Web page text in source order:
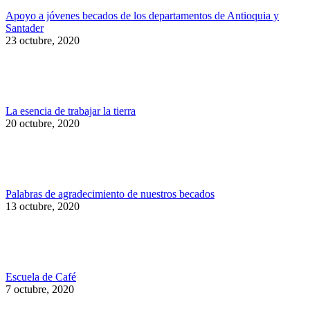
Apoyo a jóvenes becados de los departamentos de Antioquia y
Santader
23 octubre, 2020
La esencia de trabajar la tierra
20 octubre, 2020
Palabras de agradecimiento de nuestros becados
13 octubre, 2020
Escuela de Café
7 octubre, 2020